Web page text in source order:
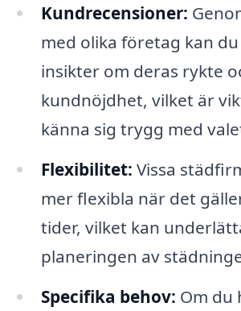
Kundrecensioner:
med olika företag kan
insikter om deras rykte
kundnöjdhet, vilket är
känna sig trygg med
Flexibilitet: Vissa
mer flexibla när det
tider, vilket kan
planeringen av
Specifika behov: Om du